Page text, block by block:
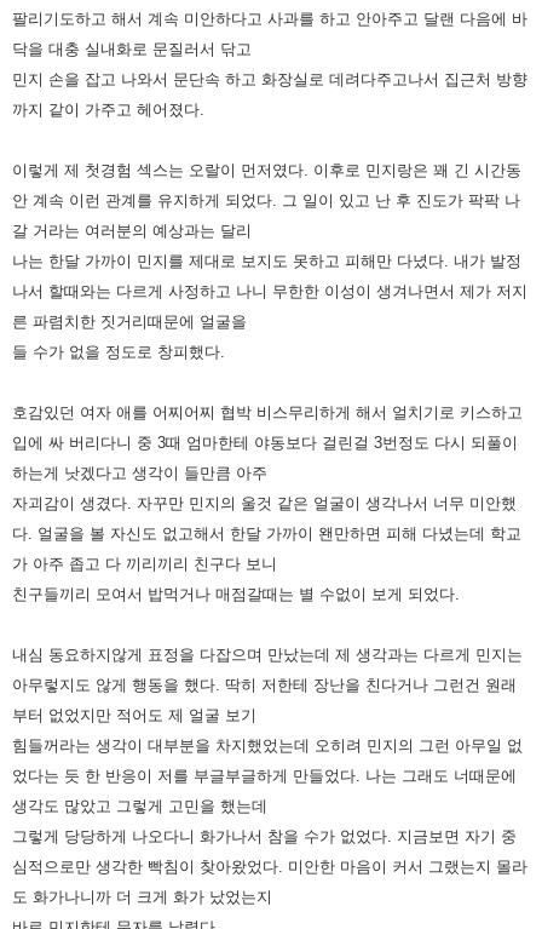
팔리기도하고 해서 계속 미안하다고 사과를 하고 안아주고 달랜 다음에 바
닥을 대충 실내화로 문질러서 닦고
민지 손을 잡고 나와서 문단속 하고 화장실로 데려다주고나서 집근처 방향
까지 같이 가주고 헤어졌다.
이렇게 제 첫경험 섹스는 오랄이 먼저였다. 이후로 민지랑은 꽤 긴 시간동
안 계속 이런 관계를 유지하게 되었다. 그 일이 있고 난 후 진도가 팍팍 나
갈 거라는 여러분의 예상과는 달리
나는 한달 가까이 민지를 제대로 보지도 못하고 피해만 다녔다. 내가 발정
나서 할때와는 다르게 사정하고 나니 무한한 이성이 생겨나면서 제가 저지
른 파렴치한 짓거리때문에 얼굴을
들 수가 없을 정도로 창피했다.
호감있던 여자 애를 어찌어찌 협박 비스무리하게 해서 얼치기로 키스하고
입에 싸 버리다니 중 3때 엄마한테 야동보다 걸린걸 3번정도 다시 되풀이
하는게 낫겠다고 생각이 들만큼 아주
자괴감이 생겼다. 자꾸만 민지의 울것 같은 얼굴이 생각나서 너무 미안했
다. 얼굴을 볼 자신도 없고해서 한달 가까이 왠만하면 피해 다녔는데 학교
가 아주 좁고 다 끼리끼리 친구다 보니
친구들끼리 모여서 밥먹거나 매점갈때는 별 수없이 보게 되었다.
내심 동요하지않게 표정을 다잡으며 만났는데 제 생각과는 다르게 민지는
아무렇지도 않게 행동을 했다. 딱히 저한테 장난을 친다거나 그런건 원래
부터 없었지만 적어도 제 얼굴 보기
힘들꺼라는 생각이 대부분을 차지했었는데 오히려 민지의 그런 아무일 없
었다는 듯 한 반응이 저를 부글부글하게 만들었다. 나는 그래도 너때문에
생각도 많았고 그렇게 고민을 했는데
그렇게 당당하게 나오다니 화가나서 참을 수가 없었다. 지금보면 자기 중
심적으로만 생각한 빡침이 찾아왔었다. 미안한 마음이 커서 그랬는지 몰라
도 화가나니까 더 크게 화가 났었는지